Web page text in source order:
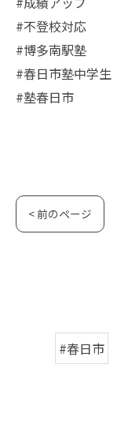
#不登校対応
#博多南駅塾
#春日市塾中学生
#塾春日市
< 前のページ
#春日市